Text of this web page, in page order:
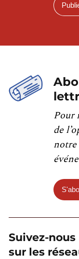
Pour
de
Suivez-nous
sur les